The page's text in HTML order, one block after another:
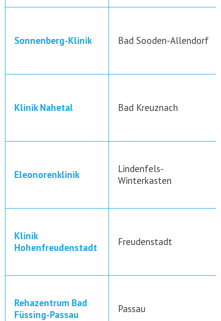
Sonnenberg-Klinik Bad Sooden-Allendorf
Klinik Nahetal Bad Kreuznach
Eleonorenklinik
Lindenfels-
Winterkasten
Klinik
Hohenfreudenstadt
Freudenstadt
Rehazentrum Bad
Füssing-Passau
Passau